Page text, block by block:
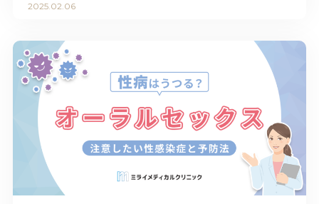
2025.02.06